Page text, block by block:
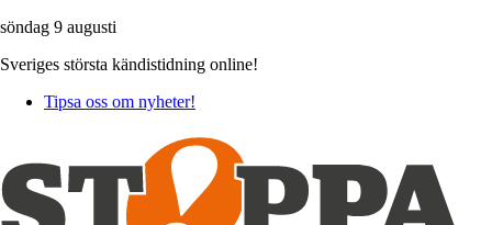
söndag 9 augusti
Sveriges största kändistidning online!
Tipsa oss om nyheter!